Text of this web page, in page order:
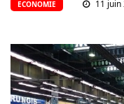
ECONOMIE 11 juin